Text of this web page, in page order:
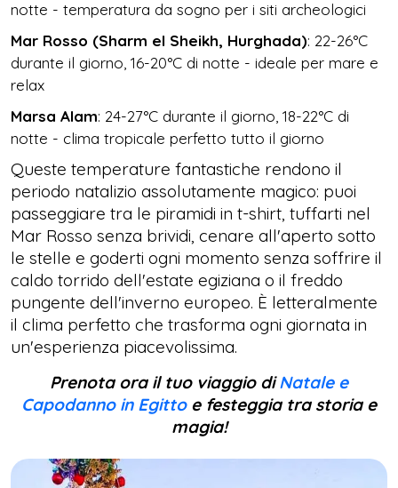
notte - temperatura da sogno per i siti archeologici
Mar Rosso (Sharm el Sheikh, Hurghada): 22-26°C
durante il giorno, 16-20°C di notte - ideale per mare e
relax
Marsa Alam: 24-27°C durante il giorno, 18-22°C di
notte - clima tropicale perfetto tutto il giorno
Queste temperature fantastiche rendono il
periodo natalizio assolutamente magico: puoi
passeggiare tra le piramidi in t-shirt, tuffarti nel
Mar Rosso senza brividi, cenare all'aperto sotto
le stelle e goderti ogni momento senza soffrire il
caldo torrido dell'estate egiziana o il freddo
pungente dell'inverno europeo. È letteralmente
il clima perfetto che trasforma ogni giornata in
un'esperienza piacevolissima.
Prenota ora il tuo viaggio diNatale e
Capodanno in Egittoe festeggia tra storia e
magia!